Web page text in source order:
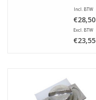
Incl. BTW
€28,50
Excl. BTW
€23,55